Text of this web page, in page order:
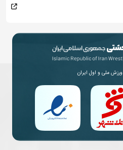
ورزش ملی و اول ایران